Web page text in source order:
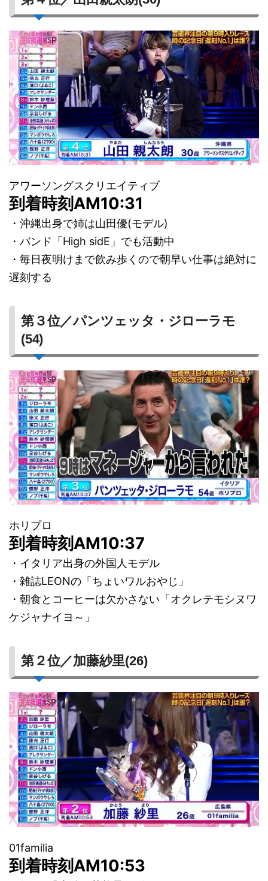
アワーソングスクリエイティブ
到着時刻AM10:31
・沖縄出身で姉は山田優(モデル)
・バンド「High sidE」でも活動中
・毎日夜明けまで飲み歩くので朝早い仕事は絶対に
遅刻する
第３位／パンツェッタ・ジローラモ
(54)
ホリプロ
到着時刻AM10:37
・イタリア出身の外国人モデル
・雑誌LEONの「ちょいワルおやじ」
・朝食とコーヒーは欠かさない「オクレテモシヌワ
ケジャナイヨ～」
第２位／加藤紗里(26)
01familia
到着時刻AM10:53